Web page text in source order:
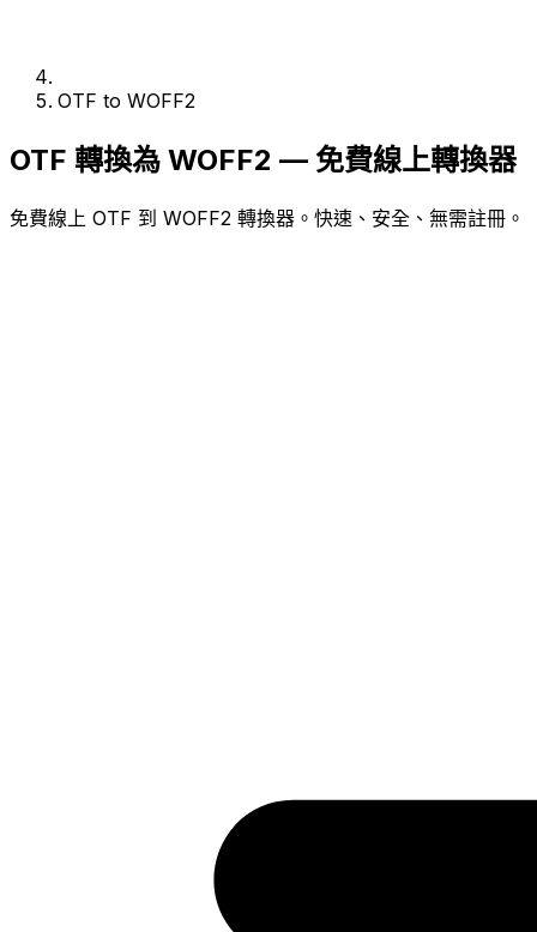
OTF to WOFF2
OTF 轉換為 WOFF2 — 免費線上轉換器
免費線上 OTF 到 WOFF2 轉換器。快速、安全、無需註冊。